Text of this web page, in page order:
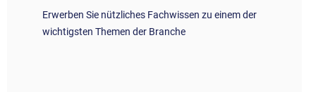
Erwerben Sie nützliches Fachwissen zu einem der
wichtigsten Themen der Branche